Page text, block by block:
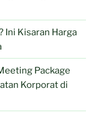
Ini Kisaran Harga
Package
Korporat di